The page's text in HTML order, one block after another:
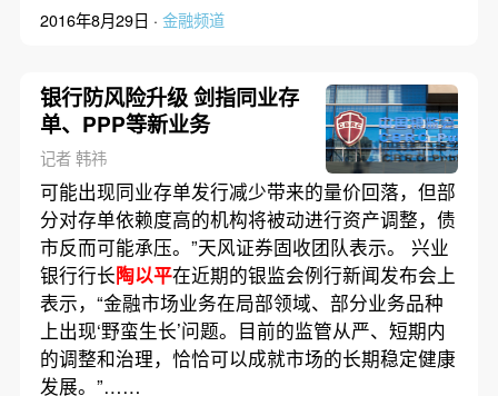
2016年8月29日 · 金融频道
银行防风险升级 剑指同业存
单、PPP等新业务
记者 韩祎
可能出现同业存单发行减少带来的量价回落，但部
分对存单依赖度高的机构将被动进行资产调整，债
市反而可能承压。”天风证券固收团队表示。 兴业
银行行长陶以平在近期的银监会例行新闻发布会上
表示，“金融市场业务在局部领域、部分业务品种
上出现‘野蛮生长’问题。目前的监管从严、短期内
的调整和治理，恰恰可以成就市场的长期稳定健康
发展。”……